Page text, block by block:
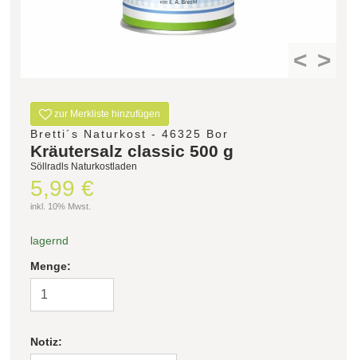
Detail
Filter zurücksetzen
< >
zur Merkliste hinzufügen
Bretti´s Naturkost - 46325 Bor
Kräutersalz classic 500 g
Söllradls Naturkostladen
5,99 €
inkl. 10% Mwst.
lagernd
Menge:
Notiz: